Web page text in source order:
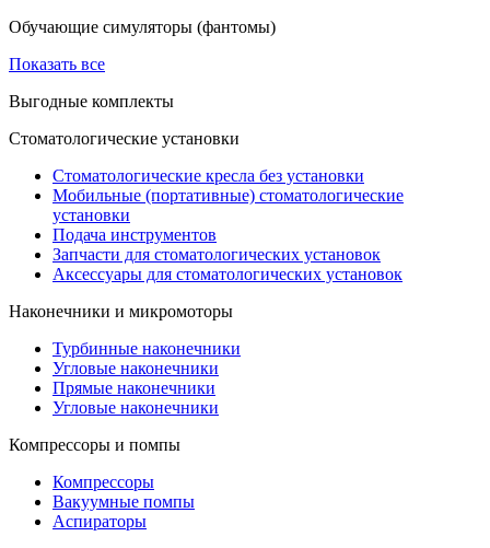
Обучающие симуляторы (фантомы)
Показать все
Выгодные комплекты
Стоматологические установки
Стоматологические кресла без установки
Мобильные (портативные) стоматологические
установки
Подача инструментов
Запчасти для стоматологических установок
Аксессуары для стоматологических установок
Наконечники и микромоторы
Турбинные наконечники
Угловые наконечники
Прямые наконечники
Угловые наконечники
Компрессоры и помпы
Компрессоры
Вакуумные помпы
Аспираторы